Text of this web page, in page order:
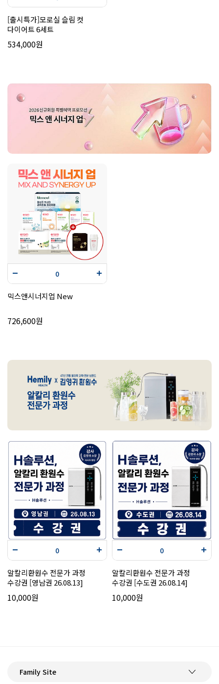
[출시특가]모로실 슬림 컷
다이어트 6세트
534,000원
믹스앤시너지업 New
726,600원
알칼리환원수 전문가 과정
수강권 [영남권 26.08.13]
10,000원
알칼리환원수 전문가 과정
수강권 [수도권 26.08.14]
10,000원
Family Site